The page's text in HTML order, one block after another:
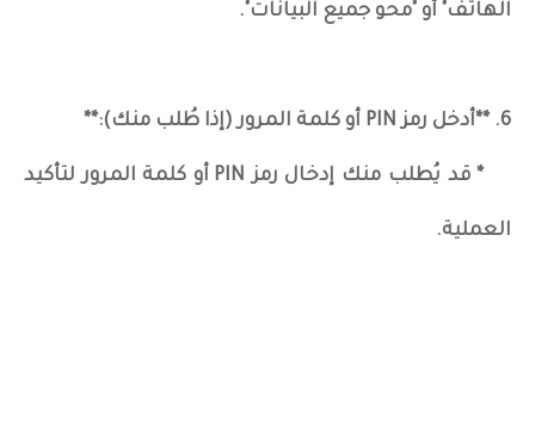
الهاتف" أو "محو جميع البيانات".
6. **أدخل رمز PIN أو كلمة المرور (إذا طُلب منك):**
* قد يُطلب منك إدخال رمز PIN أو كلمة المرور لتأكيد
العملية.